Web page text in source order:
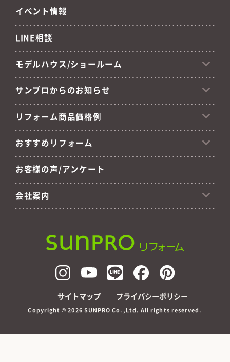
イベント情報
LINE相談
モデルハウス/ショールーム
サンプロからのお知らせ
リフォーム商品価格例
おすすめリフォーム
お客様の声/アンケート
会社案内
サイトマップ プライバシーポリシー
Copyright ©2026 SUNPRO Co.,Ltd. All rights reserved.